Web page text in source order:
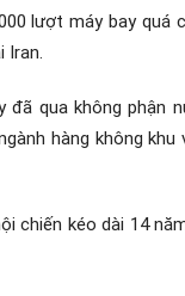
lượt máy bay
Iran.
qua không phận
hàng không
chiến kéo dài 14